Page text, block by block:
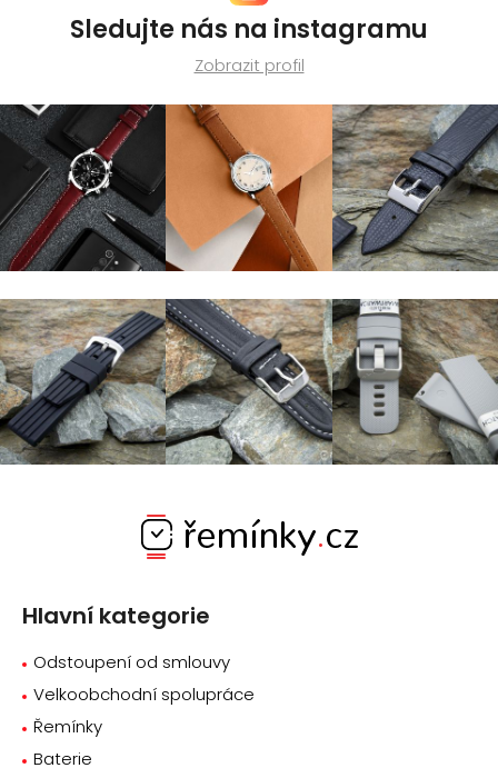
Sledujte nás na instagramu
Zobrazit profil
Hlavní kategorie
Odstoupení od smlouvy
Velkoobchodní spolupráce
Řemínky
Baterie